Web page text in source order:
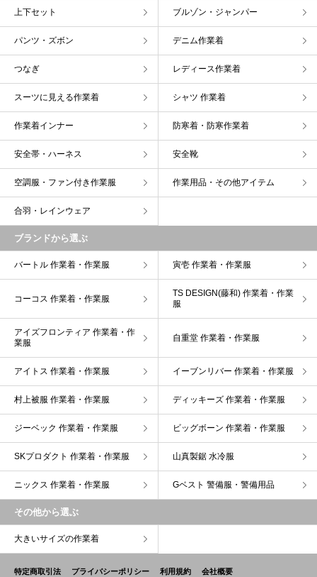
上下セット ブルゾン・ジャンパー
パンツ・ズボン デニム作業着
つなぎ レディース作業着
スーツに見える作業着 シャツ 作業着
作業着インナー 防寒着・防寒作業着
安全帯・ハーネス 安全靴
空調服・ファン付き作業服 作業用品・その他アイテム
合羽・レインウェア
ブランドから選ぶ
バートル 作業着・作業服 寅壱 作業着・作業服
コーコス 作業着・作業服
TS DESIGN(藤和) 作業着・作業
服
アイズフロンティア 作業着・作
業服
自重堂 作業着・作業服
アイトス 作業着・作業服 イーブンリバー 作業着・作業服
村上被服 作業着・作業服 ディッキーズ 作業着・作業服
ジーベック 作業着・作業服 ビッグボーン 作業着・作業服
SKプロダクト 作業着・作業服 山真製鋸 水冷服
ニックス 作業着・作業服 Gベスト 警備服・警備用品
その他から選ぶ
大きいサイズの作業着
特定商取引法 プライバシーポリシー 利用規約 会社概要